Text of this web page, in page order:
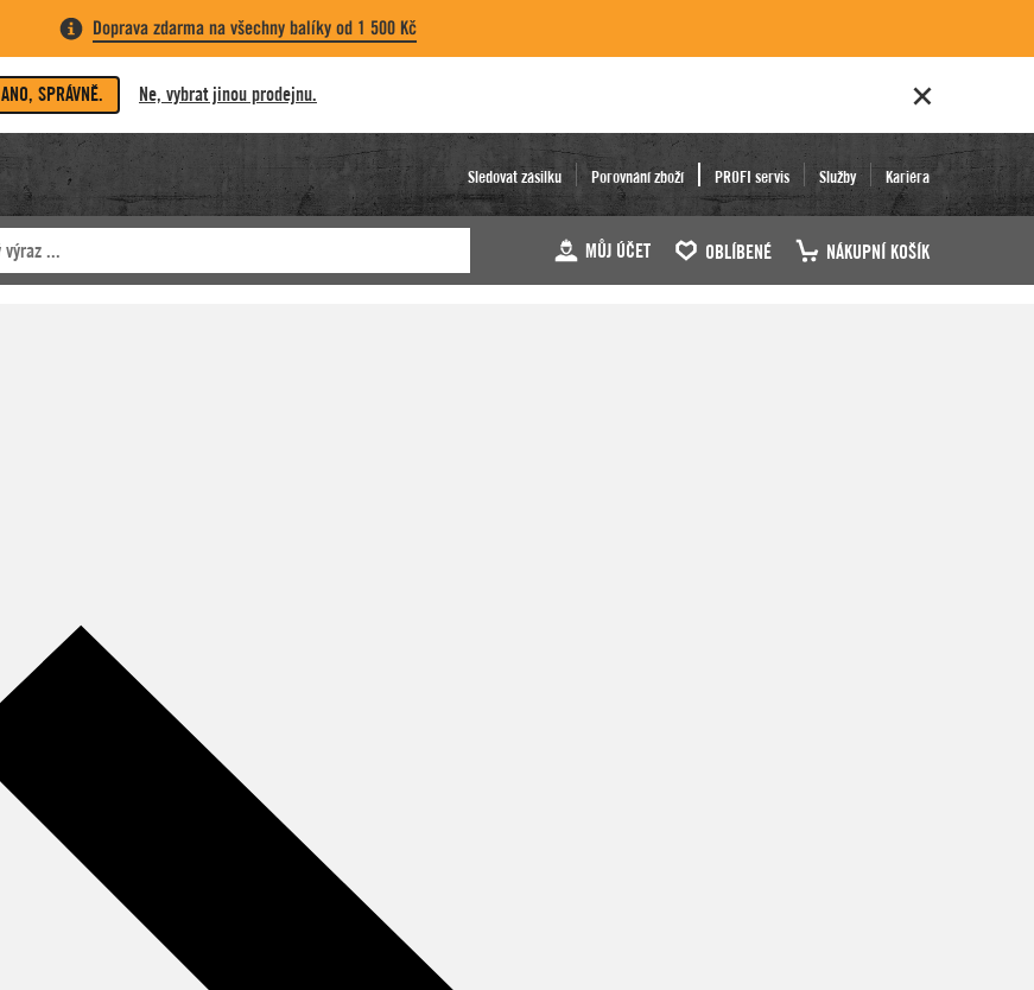
Doprava zdarma na všechny balíky od 1 500 Kč
ANO, SPRÁVNĚ. Ne, vybrat jinou prodejnu.
Sledovat zásilku Porovnání zboží PROFI servis Služby Kariéra
MŮJ ÚČET OBLÍBENÉ NÁKUPNÍ KOŠÍK